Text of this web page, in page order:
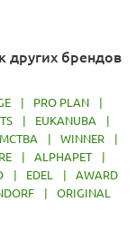
других брендов
PRO PLAN
EUKANUBA
WINNER
ALPHAPET
EDEL
AWARD
ORIGINAL